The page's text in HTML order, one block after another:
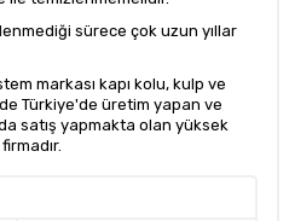
sürece çok uzun yıllar
markası kapı kolu, kulp ve
Türkiye'de üretim yapan ve
satış yapmakta olan yüksek